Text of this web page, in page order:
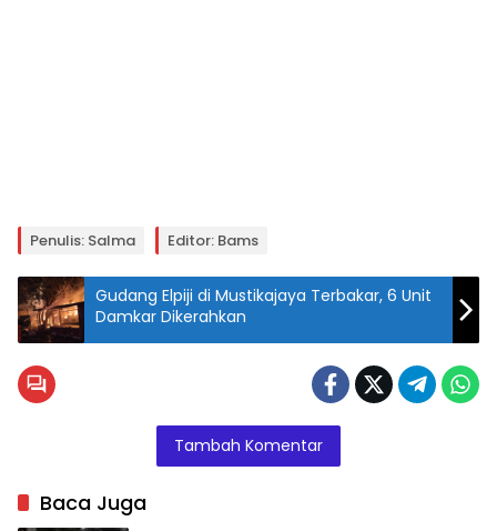
Penulis: Salma Editor: Bams
Gudang Elpiji di Mustikajaya Terbakar, 6 Unit
Damkar Dikerahkan
Tambah Komentar
Baca Juga